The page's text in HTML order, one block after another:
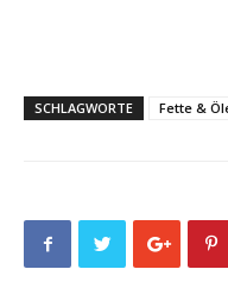
SCHLAGWORTE Fette &